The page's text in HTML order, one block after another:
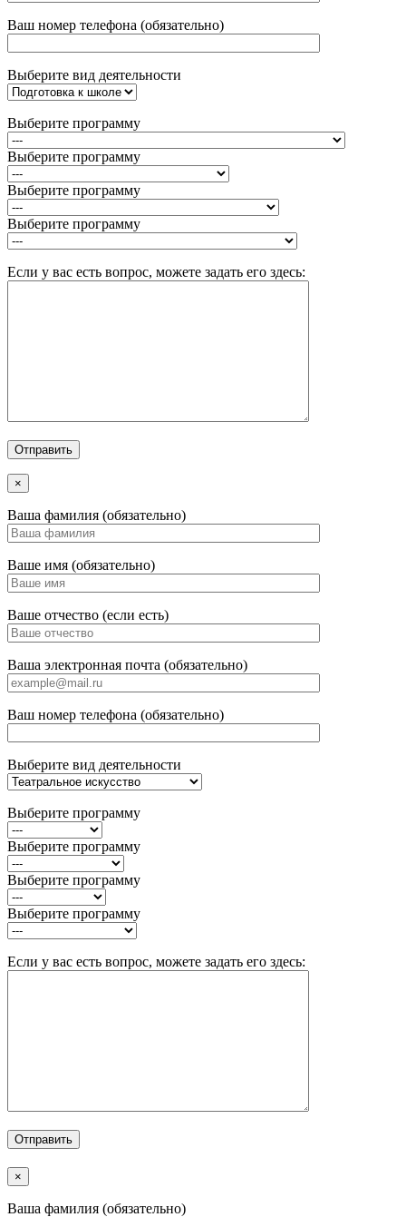
Ваш номер телефона (обязательно)
Выберите вид деятельности
Выберите программу
Выберите программу
Выберите программу
Выберите программу
Если у вас есть вопрос, можете задать его здесь:
×
Ваша фамилия (обязательно)
Ваше имя (обязательно)
Ваше отчество (если есть)
Ваша электронная почта (обязательно)
Ваш номер телефона (обязательно)
Выберите вид деятельности
Выберите программу
Выберите программу
Выберите программу
Выберите программу
Если у вас есть вопрос, можете задать его здесь:
×
Ваша фамилия (обязательно)